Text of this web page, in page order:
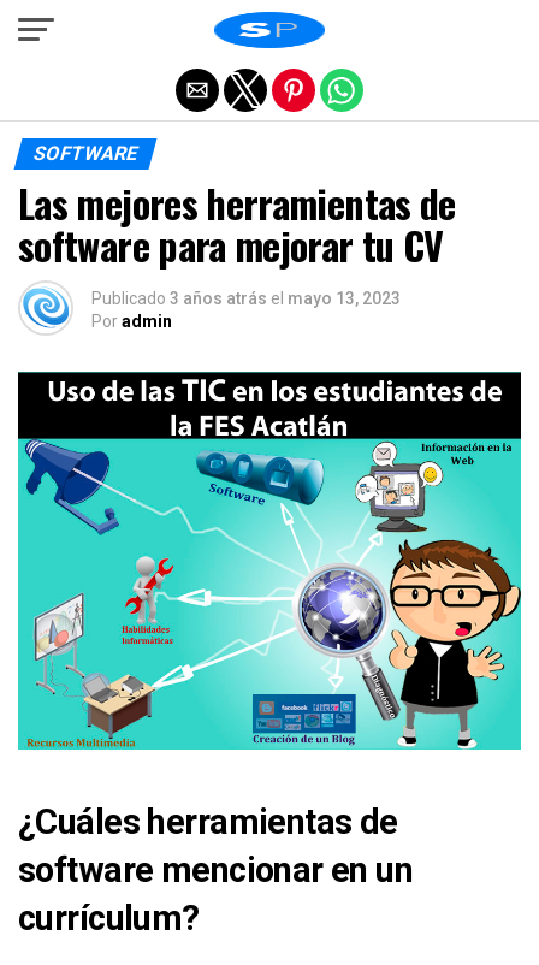
SOFTWARE
Las mejores herramientas de
software para mejorar tu CV
Publicado 3 años atrás el mayo 13, 2023
Poradmin
¿Cuáles herramientas de
software mencionar en un
currículum?
Salir de la versión móvil